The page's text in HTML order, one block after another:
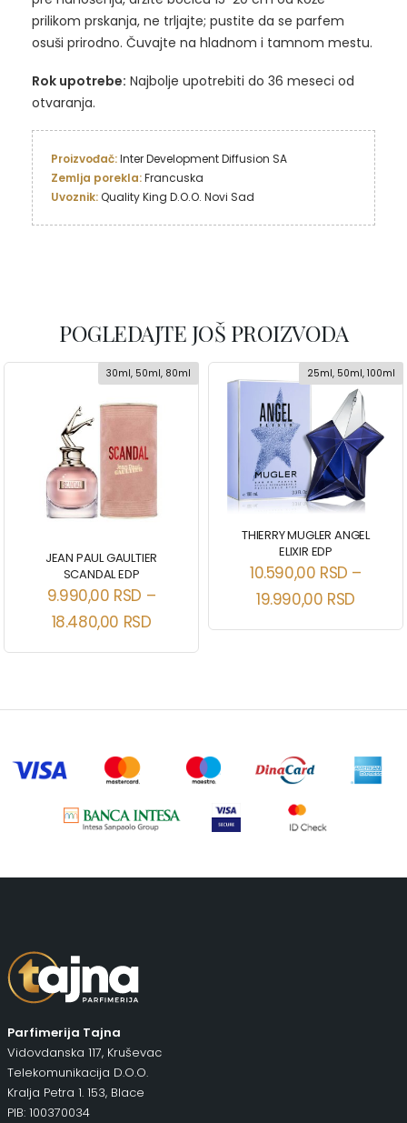
prilikom prskanja, ne trljajte; pustite da se parfem
osuši prirodno. Čuvajte na hladnom i tamnom mestu.
Rok upotrebe: Najbolje upotrebiti do 36 meseci od
otvaranja.
Proizvođač:
Zemlja porekla:
Uvoznik: Quality King D.O.O. Novi Sad
POGLEDAJTE JOŠ PROIZVODA
30ml, 50ml, 80ml
JEAN PAUL GAULTIER
SCANDAL EDP
9.990,00 RSD –
18.480,00 RSD
25ml, 50ml, 100ml
THIERRY MUGLER ANGEL
ELIXIR EDP
10.590,00 RSD –
19.990,00 RSD
Parfimerija Tajna
Vidovdanska 117, Kruševac
Telekomunikacija D.O.O.
Kralja Petra 1. 153, Blace
PIB: 100370034